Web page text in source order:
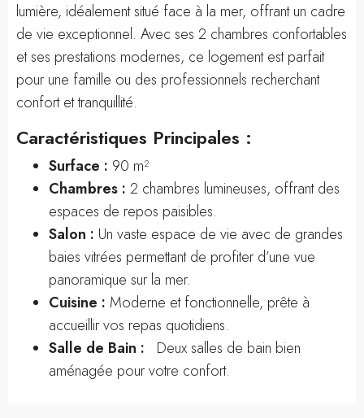
lumière, idéalement situé face à la mer, offrant un cadre
de vie exceptionnel. Avec ses 2 chambres confortables
et ses prestations modernes, ce logement est parfait
pour une famille ou des professionnels recherchant
confort et tranquillité.
Caractéristiques Principales :
Surface : 90 m²
Chambres : 2 chambres lumineuses, offrant des
espaces de repos paisibles.
Salon : Un vaste espace de vie avec de grandes
baies vitrées permettant de profiter d’une vue
panoramique sur la mer.
Cuisine : Moderne et fonctionnelle, prête à
accueillir vos repas quotidiens.
Salle de Bain :
Deux salles de bain bien
aménagée pour votre confort.